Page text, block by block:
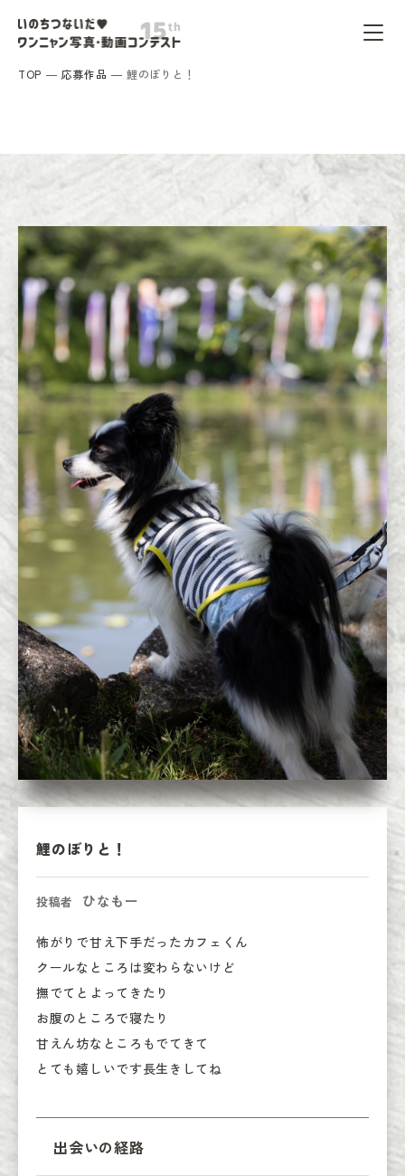
TOP 応募作品 鯉のぼりと！
鯉のぼりと！
投稿者 ひなもー
怖がりで甘え下手だったカフェくん
クールなところは変わらないけど
撫でてとよってきたり
お腹のところで寝たり
甘えん坊なところもでてきて
とても嬉しいです長生きしてね
出会いの経路